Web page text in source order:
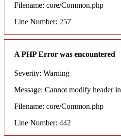
Filename: core/Common.php
Line Number: 257
A PHP Error was encountered
Severity: Warning
Message: Cannot modify header
Filename: core/Common.php
Line Number: 442